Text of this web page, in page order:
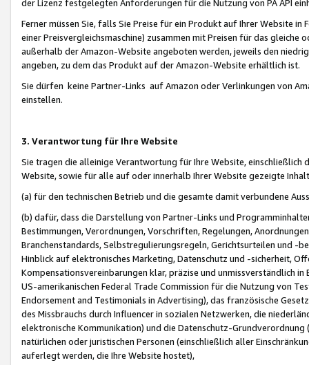
der Lizenz festgelegten Anforderungen für die Nutzung von PA API
Ferner müssen Sie, falls Sie Preise für ein Produkt auf Ihrer Website
einer Preisvergleichsmaschine) zusammen mit Preisen für das
außerhalb der Amazon-Website angeboten werden, jeweils den
angeben, zu dem das Produkt auf der Amazon-Website erhältlich ist.
Sie dürfen keine Partner-Links auf Amazon oder Verlinkungen von
einstellen.
3. Verantwortung für Ihre Website
Sie tragen die alleinige Verantwortung für Ihre Website,
Website, sowie für alle auf oder innerhalb Ihrer Website gezeigte
(a) für den technischen Betrieb und die gesamte damit verbundene
(b) dafür, dass die Darstellung von Partner-Links und
Bestimmungen, Verordnungen, Vorschriften, Regelungen,
Branchenstandards, Selbstregulierungsregeln, Gerichtsurteilen und -
Hinblick auf elektronisches Marketing, Datenschutz und -sicherheit,
Kompensationsvereinbarungen klar, präzise und unmissverständlich
US-amerikanischen Federal Trade Commission für die Nutzung von
Endorsement and Testimonials in Advertising), das französische
des Missbrauchs durch Influencer in sozialen Netzwerken, die
elektronische Kommunikation) und die Datenschutz-
natürlichen oder juristischen Personen (einschließlich aller
auferlegt werden, die Ihre Website hostet),